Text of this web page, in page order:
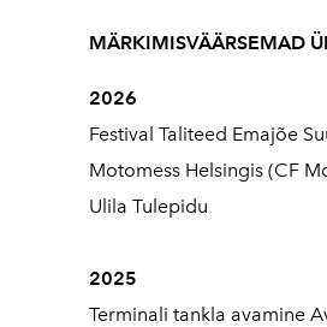
MÄRKIMISVÄÄRSEMAD
2026
Festival Taliteed Emajõe
Motomess Helsingis (CF
Ulila Tulepidu
2025
Terminali tankla avamine